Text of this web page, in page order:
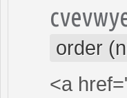
order
<a